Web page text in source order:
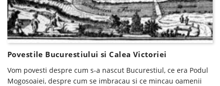
Povestile Bucurestiului si Calea Victoriei
Vom povesti despre cum s-a nascut Bucurestiul, ce era Podul
Mogosoaiei, despre cum se imbracau si ce mincau oamenii